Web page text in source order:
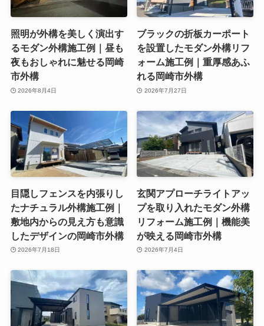
照明が外構を美しく演出す
るモダン外構施工例｜昼も
夜もおしゃれに魅せる岡崎
市外構
2026年8月4日
ブラックの折板カーポート
を設置したモダン外構リフ
ォーム施工例｜重厚感あふ
れる岡崎市外構
2026年7月27日
目隠しフェンスを内張りし
たナチュラル外構施工例｜
敷地内からの見え方も意識
したデザインの岡崎市外構
2026年7月18日
玄関アプローチライトアッ
プを取り入れたモダン外構
リフォーム施工例｜機能美
が映える岡崎市外構
2026年7月4日